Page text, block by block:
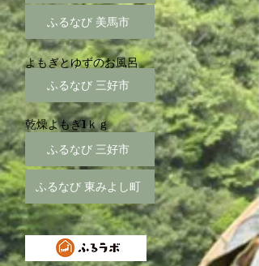
ふるなび 美馬市
よもぎとゆずのお風呂
ふるなび 三好市
乾燥よもぎ1ｋｇ
ふるなび 三好市
ふるなび 東みよし町